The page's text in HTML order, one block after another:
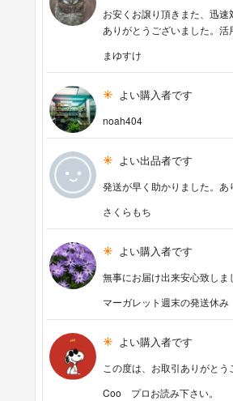
お安くお譲り頂きまた、迅速
ありがとうございました。活
まゆすけ
よい購入者です
noah404
よい出品者です
発送が早く助かりました。あ
さくらもち
よい購入者です
無事にお届け出来安心致しま
マーガレット週末の発送休み
よい購入者です
この度は、お取引ありがとう
Coo プロお読み下さい。